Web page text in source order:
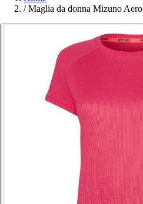
/ Maglia da donna Mizuno Aero